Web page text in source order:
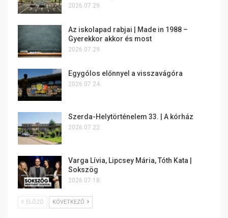
2026.07.29.
Az iskolapad rabjai | Made in 1988 –
Gyerekkor akkor és most
2026.07.29.
Egygólos előnnyel a visszavágóra
2026.07.24.
Szerda-Helytörténelem 33. | A kórház
2026.07.22.
Varga Lívia, Lipcsey Mária, Tóth Kata |
Sokszög
2026.07.18.
ELŐZŐ KÖVETKEZŐ